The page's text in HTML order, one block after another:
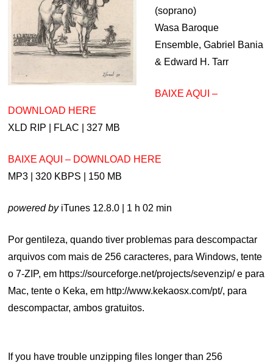
(soprano)
Wasa Baroque
Ensemble, Gabriel Bania
& Edward H. Tarr
BAIXE AQUI –
DOWNLOAD HERE
XLD RIP | FLAC | 327 MB
BAIXE AQUI – DOWNLOAD HERE
MP3 | 320 KBPS | 150 MB
powered byiTunes 12.8.0 | 1 h 02 min
Por gentileza, quando tiver problemas para descompactar
arquivos com mais de 256 caracteres, para Windows, tente
o 7-ZIP, em https://sourceforge.net/projects/sevenzip/ e para
Mac, tente o Keka, em http://www.kekaosx.com/pt/, para
descompactar, ambos gratuitos.
If you have trouble unzipping files longer than 256